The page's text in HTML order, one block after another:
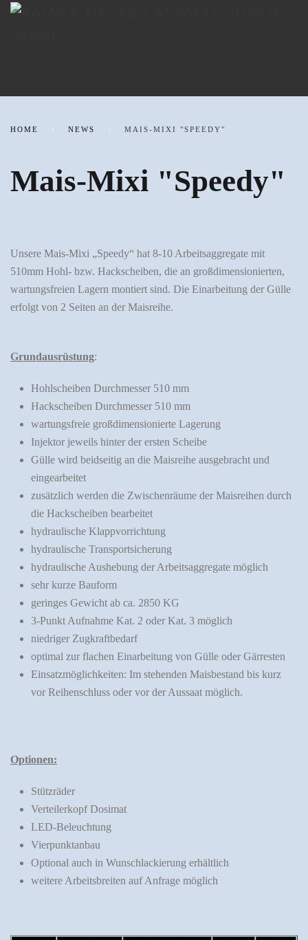
HOME NEWS MAIS-MIXI "SPEEDY"
Mais-Mixi "Speedy"
Unsere Mais-Mixi „Speedy“ hat 8-10 Arbeitsaggregate mit
510mm Hohl- bzw. Hackscheiben, die an großdimensionierten,
wartungsfreien Lagern montiert sind. Die Einarbeitung der Gülle
erfolgt von 2 Seiten an der Maisreihe.
Grundausrüstung:
Hohlscheiben Durchmesser 510 mm
Hackscheiben Durchmesser 510 mm
wartungsfreie großdimensionierte Lagerung
Injektor jeweils hinter der ersten Scheibe
Gülle wird beidseitig an die Maisreihe ausgebracht und
eingearbeitet
zusätzlich werden die Zwischenräume der Maisreihen durch
die Hackscheiben bearbeitet
hydraulische Klappvorrichtung
hydraulische Transportsicherung
hydraulische Aushebung der Arbeitsaggregate möglich
sehr kurze Bauform
geringes Gewicht ab ca. 2850 KG
3-Punkt Aufnahme Kat. 2 oder Kat. 3 möglich
niedriger Zugkraftbedarf
optimal zur flachen Einarbeitung von Gülle oder Gärresten
Einsatzmöglichkeiten: Im stehenden Maisbestand bis kurz
vor Reihenschluss oder vor der Aussaat möglich.
Optionen:
Stützräder
Verteilerkopf Dosimat
LED-Beleuchtung
Vierpunktanbau
Optional auch in Wunschlackierung erhältlich
weitere Arbeitsbreiten auf Anfrage möglich